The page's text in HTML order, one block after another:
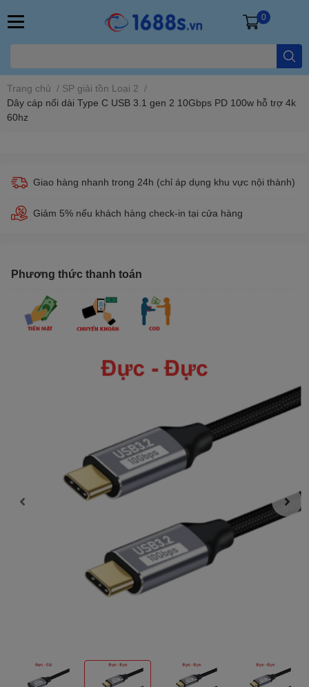
0
Trang chủ / SP giải tồn Loại 2 /
Dây cáp nối dài Type C USB 3.1 gen 2 10Gbps PD 100w hỗ trợ 4k
60hz
Giao hàng nhanh trong 24h (chỉ áp dụng khu vực nội thành)
Giảm 5% nếu khách hàng check-in tại cửa hàng
Phương thức thanh toán